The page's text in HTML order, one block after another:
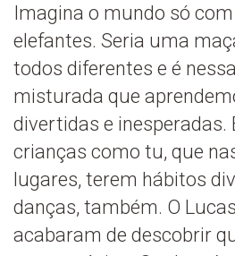
Imagina o mundo só
elefantes. Seria uma
todos diferentes e é
misturada que
divertidas e inesperadas.
crianças como tu, que
lugares, terem hábitos
danças, também. O
acabaram de descobrir